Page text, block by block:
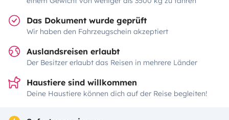
Das Dokument wurde geprüft
Wir haben den Fahrzeugschein akzeptiert
Auslandsreisen erlaubt
Der Besitzer erlaubt das Reisen in mehrere Länder
Haustiere sind willkommen
Deine Haustiere können dich auf der Reise begleiten!